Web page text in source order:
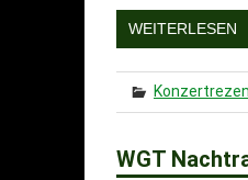
WEITERLESEN
WGT